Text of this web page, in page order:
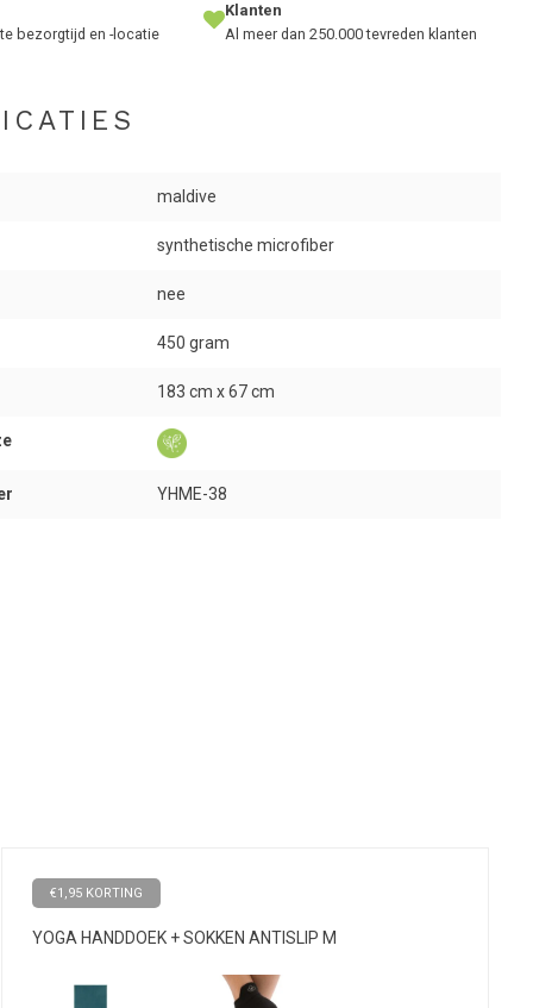
bezorgtijd en -locatie
Klanten
Al meer dan 250.000 tevreden klanten
maldive
synthetische microfiber
nee
450 gram
183 cm x 67 cm
YHME-38
€1,95 KORTING
YOGA HANDDOEK + SOKKEN ANTISLIP M